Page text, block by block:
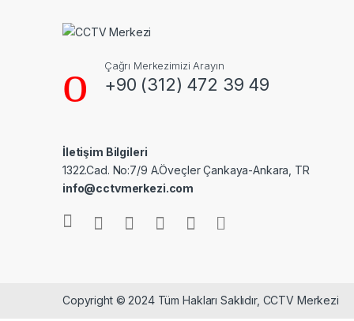
Çağrı Merkezimizi Arayın
+90 (312) 472 39 49
İletişim Bilgileri
1322.Cad. No:7/9 A.Öveçler Çankaya-Ankara, TR
info@cctvmerkezi.com
Copyright © 2024 Tüm Hakları Saklıdır, CCTV Merkezi